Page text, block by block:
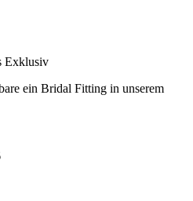
Exklusiv
ein Bridal Fitting in unserem